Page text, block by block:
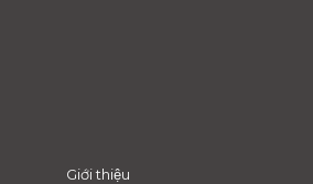
Giới thiệu